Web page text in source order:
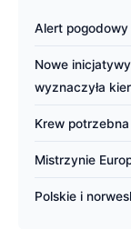
Alert
Nowe
wyznaczyła
Krew
Mistrzynie
Polskie i